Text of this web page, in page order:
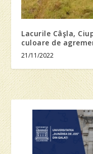
Lacurile Câşla,
culoare de
21/11/2022